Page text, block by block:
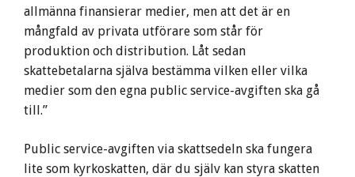
allmänna finansierar medier, men att det är en
mångfald av privata utförare som står för
produktion och distribution. Låt sedan
skattebetalarna själva bestämma vilken eller vilka
medier som den egna public service-avgiften ska gå
till.”
Public service-avgiften via skattsedeln ska fungera
lite som kyrkoskatten, där du själv kan styra skatten